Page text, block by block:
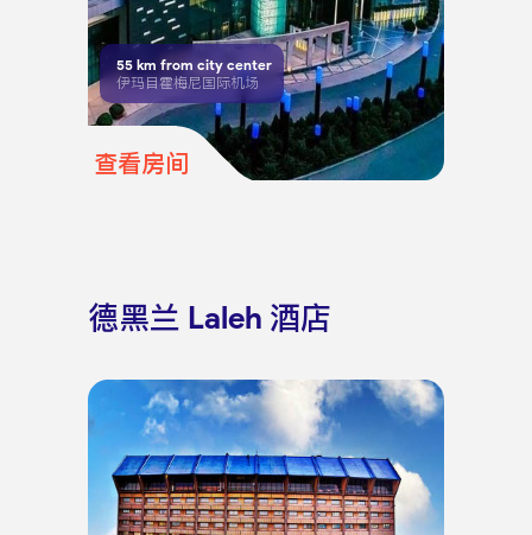
55km from city center
伊玛目霍梅尼国际机场
查看房间
德黑兰 Laleh 酒店